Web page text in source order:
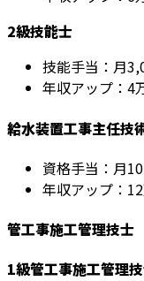
2級技能士
技能手当：月
年収アップ：4
給水装置工事主任技
資格手当：月
年収アップ：
管工事施工管理技士
1級管工事施工管理